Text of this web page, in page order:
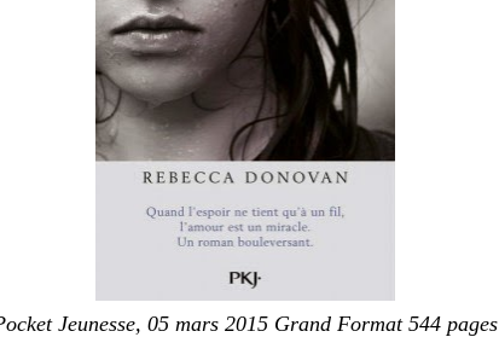
Jeunesse, 05 mars 2015 Grand Format 544 pages